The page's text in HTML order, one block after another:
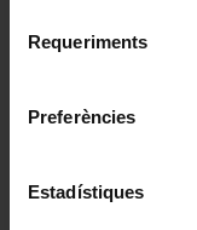
consultar la
Requeriments
Preferències
Estadístiques
Organización y